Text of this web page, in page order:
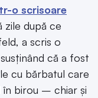
o scrisoare
zile după ce
a scris o
susținând că a fost
cu bărbatul care
birou – chiar și